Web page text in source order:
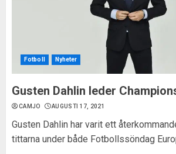
Fotboll Nyheter
Gusten Dahlin leder
CAMJO AUGUSTI 17, 2021
Gusten Dahlin har varit ett
tittarna under både Fotbollssöndag